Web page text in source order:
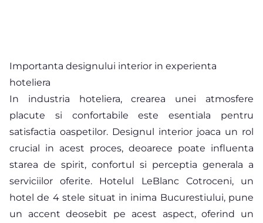
Importanta designului interior in experienta
hoteliera
In industria hoteliera, crearea unei atmosfere
placute si confortabile este esentiala pentru
satisfactia oaspetilor. Designul interior joaca un rol
crucial in acest proces, deoarece poate influenta
starea de spirit, confortul si perceptia generala a
serviciilor oferite. Hotelul LeBlanc Cotroceni, un
hotel de 4 stele situat in inima Bucurestiului, pune
un accent deosebit pe acest aspect, oferind un